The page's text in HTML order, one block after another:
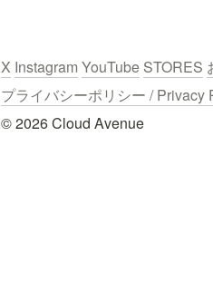
X Instagram YouTube STORES
プライバシーポリシー / Privacy
© 2026 Cloud Avenue